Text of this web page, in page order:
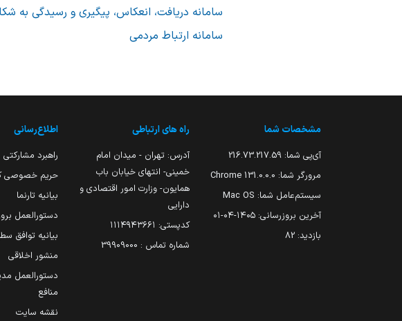
سامانه دریافت، انعکاس، پیگیری و رسیدگی به
سامانه ارتباط مردمی
مشخصات شما
آی‌پی شما: 216.73.217.59
مرورگر شما: 131.0.0.0 Chrome
سیستم‌عامل شما: Mac OS
آخرین بروزرسانی: ۱۴۰۵-۰۴-۰۱
بازدید: 82
راه های ارتباطی
آدرس: تهران - میدان امام
خمینی- انتهای خیابان باب
همایون- وزارت امور اقتصادی و
دارایی
کدپستی: ۱۱۱۴۹۴۳۶۶۱
شماره تماس : 39909000
اطلاع‌رسانی
راهبرد مشارکتی
حریم خصوصی
بیانیه تارنما
دستورالعمل
بیانیه توافق
منشور اخلاقی
دستورالعمل
منافع
نقشه سایت